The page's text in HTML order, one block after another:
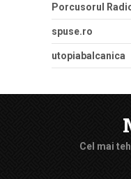
Porcusorul
spuse.ro
utopiabalcanica
Cel mai